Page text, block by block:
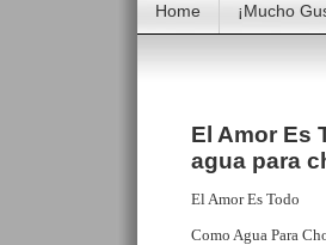
Home ¡Mucho
El Amor Es
agua para
El Amor Es Todo
Como Agua Para